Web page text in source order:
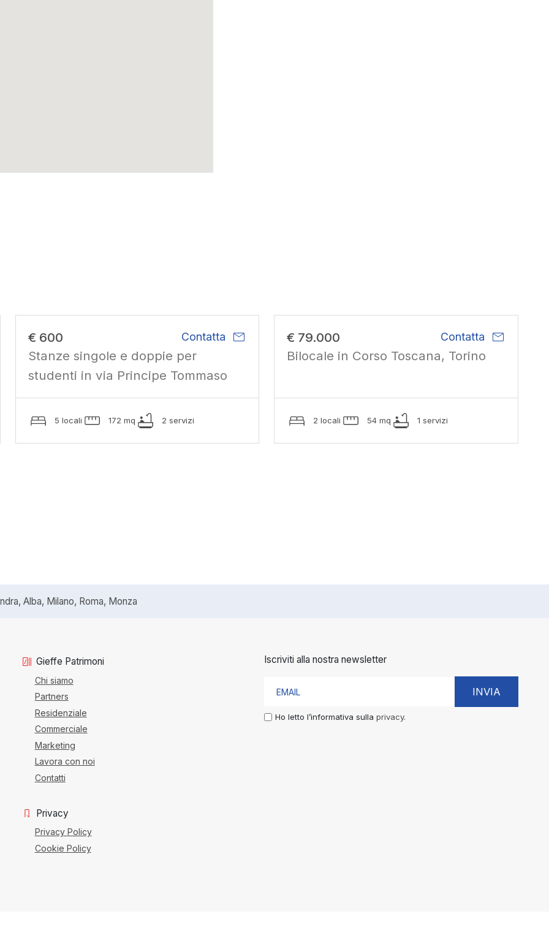
€ 600 Contatta mail
Stanze singole e doppie per
studenti in via Principe Tommaso
5 locali 172 mq 2 servizi
€ 79.000 Contatta mail
Bilocale in Corso Toscana, Torino
2 locali 54 mq 1 servizi
Alba, Milano, Roma, Monza
Gieffe Patrimoni
Chi siamo
Partners
Residenziale
Commerciale
Marketing
Lavora con noi
Contatti
Privacy
Privacy Policy
Cookie Policy
Iscriviti alla nostra newsletter
Ho letto l’informativa sullaprivacy.
INVIA